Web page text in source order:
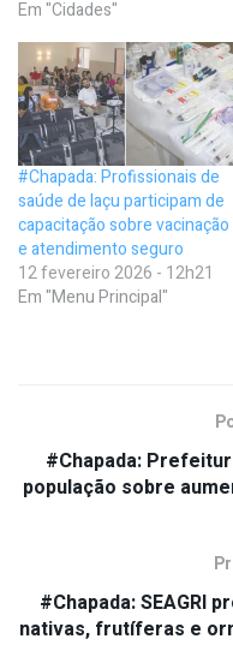
Em "Cidades"
#Chapada: Profissionais de
saúde de Iaçu participam de
capacitação sobre vacinação
e atendimento seguro
12 fevereiro 2026 - 12h21
Em "Menu Principal"
#Chapada:
população sobre
#Chapada: SEAGRI
nativas, frutíferas e